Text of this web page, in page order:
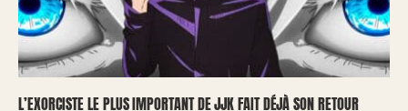
L’EXORCISTE LE PLUS IMPORTANT DE JJK FAIT DÉJÀ SON RETOUR